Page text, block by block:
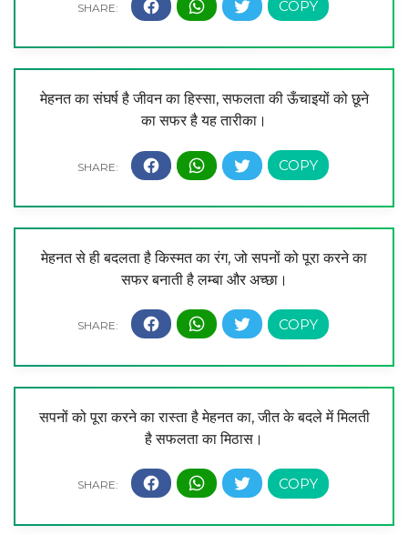
मेहनत का संघर्ष है जीवन का हिस्सा, सफलता की ऊँचाइयों को छूने
का सफर है यह तारीका।
मेहनत से ही बदलता है किस्मत का रंग, जो सपनों को पूरा करने का
सफर बनाती है लम्बा और अच्छा।
सपनों को पूरा करने का रास्ता है मेहनत का, जीत के बदले में मिलती
है सफलता का मिठास।